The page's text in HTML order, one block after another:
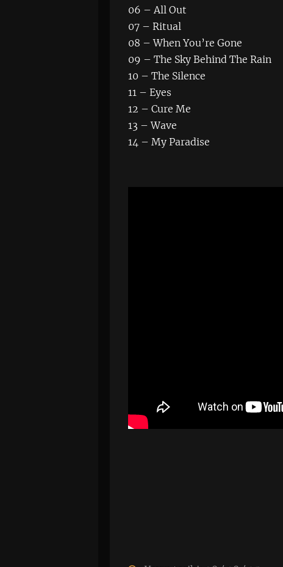
06 – All Out
07 – Ritual
08 – When You’re Gone
09 – The Sky Behind The Rain
10 – The Silence
11 – Eyes
12 – Cure Me
13 – Wave
14 – My Paradise